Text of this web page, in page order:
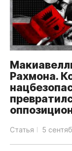
Рахмона.
Статья 5